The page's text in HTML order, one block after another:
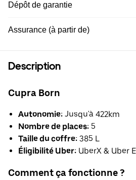
Dépôt de garantie
Assurance (à partir de)
Description
Cupra Born
Autonomie: Jusqu'à 422km
Nombre de places: 5
Taille du coffre: 385 L
Éligibilité Uber: UberX & Uber
Comment ça fonctionne ?